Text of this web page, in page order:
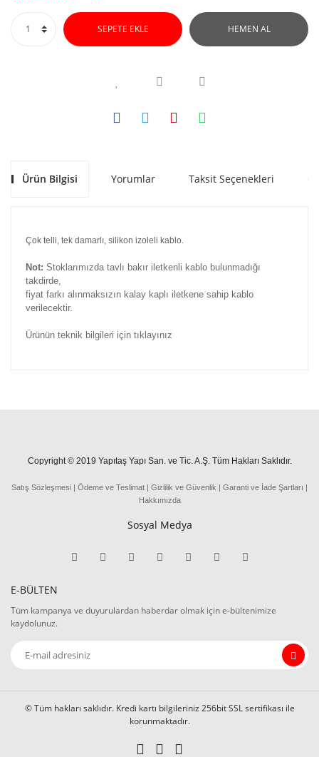
SEPETE EKLE HEMEN AL
Ürün Bilgisi Yorumlar Taksit Seçenekleri
Çok telli, tek damarlı, silikon izoleli kablo.
Not: Stoklarımızda tavlı bakır iletkenli kablo bulunmadığı
takdirde,
fiyat farkı alınmaksızın kalay kaplı iletkene sahip kablo
verilecektir.
Ürünün teknik bilgileri için tıklayınız
Copyright © 2019 Yapıtaş Yapı San. ve Tic. A.Ş. Tüm Hakları Saklıdır.
Satış Sözleşmesi | Ödeme ve Teslimat | Gizlilik ve Güvenlik | Garanti ve İade Şartları |
Hakkımızda
Sosyal Medya
E-BÜLTEN
Tüm kampanya ve duyurulardan haberdar olmak için e-bültenimize
kaydolunuz.
© Tüm hakları saklıdır. Kredi kartı bilgileriniz 256bit SSL sertifikası ile
korunmaktadır.